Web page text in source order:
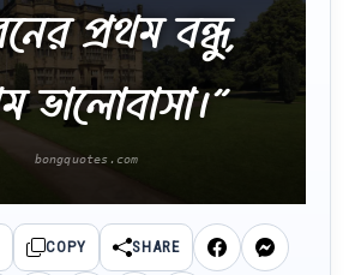
প্রথম বন্ধু,
ভালোবাসা।”
COPY SHARE